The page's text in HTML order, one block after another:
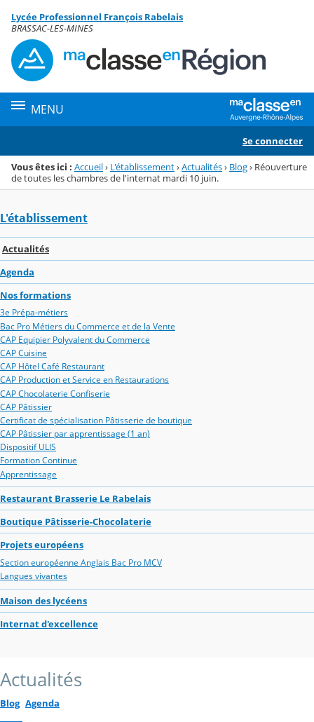
Menu de la rubrique
Contenu
Lycée Professionnel François Rabelais
BRASSAC-LES-MINES
MENU
Se connecter
Vous êtes ici : Accueil› L'établissement›Actualités› Blog› Réouverture
de toutes les chambres de l'internat mardi 10 juin.
L'établissement
Actualités
Agenda
Nos formations
3e Prépa-métiers
Bac Pro Métiers du Commerce et de la Vente
CAP Equipier Polyvalent du Commerce
CAP Cuisine
CAP Hôtel Café Restaurant
CAP Production et Service en Restaurations
CAP Chocolaterie Confiserie
CAP Pâtissier
Certificat de spécialisation Pâtisserie de boutique
CAP Pâtissier par apprentissage (1 an)
Dispositif ULIS
Formation Continue
Apprentissage
Restaurant Brasserie Le Rabelais
Boutique Pâtisserie-Chocolaterie
Projets européens
Section européenne Anglais Bac Pro MCV
Langues vivantes
Maison des lycéens
Internat d'excellence
Actualités
Blog Agenda